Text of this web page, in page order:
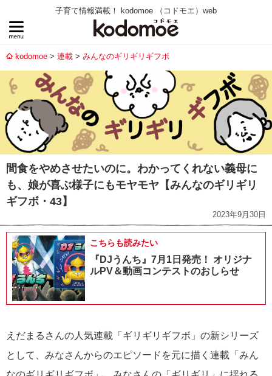
子育て情報満載！ kodomoe （コドモエ）web
kodomoe 連載 みんなのギリギリギフボ
間食をやめさせたいのに。わかってくれない義母に
も、娘が喜ぶ様子にもモヤモヤ【みんなのギリギリ
ギフボ・43】
2023年9月30日
こちらも読みたい
『DJうんち』7月1日発売！ オリジナ
ルPV＆動画コンテストのおしらせ
えだまるさんの人気連載「ギリギリギフボ」の新シリーズ
として、みなさんからのエピソードを元に描く連載「みん